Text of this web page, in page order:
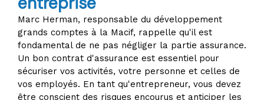
Marc Herman, responsable du développement
grands comptes à la Macif, rappelle qu'il est
fondamental de ne pas négliger la partie assurance.
Un bon contrat d'assurance est essentiel pour
sécuriser vos activités, votre personne et celles de
vos employés. En tant qu'entrepreneur, vous devez
être conscient des risques encourus et anticiper les